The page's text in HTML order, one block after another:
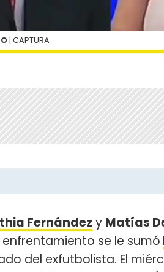
| CAPTURA
Fernández y Matías
se le sumó
del exfutbolista. El